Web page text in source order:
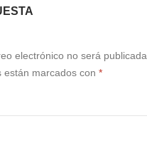
electrónico no será publicada.
están marcados con *